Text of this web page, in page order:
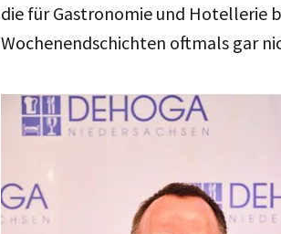
die für Gastronomie und Hotellerie
Wochenendschichten oftmals gar